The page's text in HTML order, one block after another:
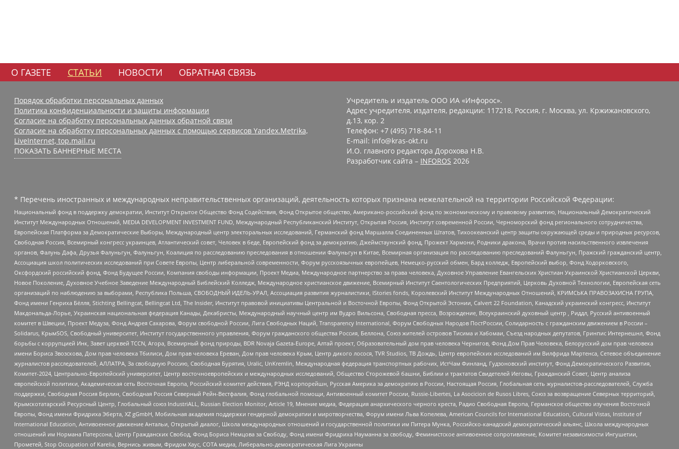
О ГАЗЕТЕ СТАТЬИ НОВОСТИ ОБРАТНАЯ СВЯЗЬ
Порядок обработки персональных данных
Политика конфиденциальности и защиты информации
Согласие на обработку персональных данных обратной связи
Согласие на обработку персональных данных с помощью сервисов Yandex.Metrika,
LiveInternet, top.mail.ru
ПОКАЗАТЬ БАННЕРНЫЕ МЕСТА
Учредитель и издатель ООО ИА «Инфорос».
Адрес учредителя, издателя, редакции: 117218, Россия, г. Москва, ул. Кржижановского,
д.13, кор. 2
Телефон: +7 (495) 718-84-11
E-mail: info@kras-okt.ru
И.О. главного редактора Дорохова Н.В.
Разработчик сайта – INFOROS 2026
* Перечень иностранных и международных неправительственных организаций, деятельность которых признана нежелательной на территории Российской Федерации:
Национальный фонд в поддержку демократии, Институт Открытое Общество Фонд Содействия, Фонд Открытое общество, Американо-российский фонд по экономическому и правовому развитию, Национальный Демократический
Институт Международных Отношений, MEDIA DEVELOPMENT INVESTMENT FUND, Международный Республиканский Институт, Открытая Россия, Институт современной России, Черноморский фонд регионального сотрудничества,
Европейская Платформа за Демократические Выборы, Международный центр электоральных исследований, Германский фонд Маршалла Соединенных Штатов, Тихоокеанский центр защиты окружающей среды и природных ресурсов,
Свободная Россия, Всемирный конгресс украинцев, Атлантический совет, Человек в беде, Европейский фонд за демократию, Джеймстаунский фонд, Прожект Хармони, Родники дракона, Врачи против насильственного извлечения
органов, Фалунь Дафа, Друзья Фалуньгун, Фалуньгун, Коалиция по расследованию преследования в отношении Фалуньгун в Китае, Всемирная организация по расследованию преследований Фалуньгун, Пражский гражданский центр,
Ассоциация школ политических исследований при Совете Европы, Центр либеральной современности, Форум русскоязычных европейцев, Немецко-русский обмен, Бард колледж, Европейский выбор, Фонд Ходорковского,
Оксфордский российский фонд, Фонд Будущее России, Компания свободы информации, Проект Медиа, Международное партнерство за права человека, Духовное Управление Евангельских Христиан Украинской Христианской Церкви,
Новое Поколение, Духовное Учебное Заведение Международный Библейский Колледж, Международное христианское движение, Всемирный Институт Саентологических Предприятий, Церковь Духовной Технологии, Европейская сеть
организаций по наблюдению за выборами, Республика Польша, СВОБОДНЫЙ ИДЕЛЬ-УРАЛ, Ассоциация развития журналистики, IStories fonds, Королевский Институт Международных Отношений, КРИМСЬКА ПРАВОЗАХИСНА ГРУПА,
Фонд имени Генриха Бёлля, Stichting Bellingcat, Bellingcat Ltd, The Insider, Институт правовой инициативы Центральной и Восточной Европы, Фонд Открытой Эстонии, Calvert 22 Foundation, Канадский украинский конгресс, Институт
Макдональда-Лорье, Украинская национальная федерация Канады, Декабристы, Международный научный центр им Вудро Вильсона, Свободная пресса, Возрождение, Всеукраинский духовный центр , Риддл, Русский антивоенный
комитет в Швеции, Проект Медуза, Фонд Андрея Сахарова, Форум свободной России, Лига Свободных Наций, Transparеncy International, Форум Свободных Народов ПостРоссии, Солидарность с гражданским движением в России –
Solidarus, КрымSOS, Свободный университет, Институт государственного управления, Форум гражданского общества Россия, Беллона, Союз жителей островов Тисима и Хабомаи, Съезд народных депутатов, Гринпис Интернешнл, Фонд
борьбы с коррупцией Инк, Завет церквей TCCN, Агора, Всемирный фонд природы, BDR Novaja Gazeta-Europe, Алтай проект, Образовательный дом прав человека Чернигов, Фонд Дом Прав Человека, Белорусский дом прав человека
имени Бориса Звозскова, Дом прав человека Тбилиси, Дом прав человека Ереван, Дом прав человека Крым, Центр дикого лосося, TVR Studios, ТВ Дождь, Центр европейских исследований им Вилфрида Мартенса, Сетевое объединение
журналистов расследователей, АЛЛАТРА, За свободную Россию, Свободная Бурятия, Uralic, UnKremlin, Международная федерация транспортных рабочих, ИстЧам Финланд, Гудзоновский институт, Фонд Демократического Развития,
Комитет-2024, Центрально-Европейский университет, Центр восточноевропейских и международных исследований, Общество Сторожевой башни, Библии и трактатов Свидетелей Иеговы, Гражданский Совет, Центр анализа
европейской политики, Академическая сеть Восточная Европа, Российский комитет действия, РЭНД корпорейшн, Русская Америка за демократию в России, Настоящая Россия, Глобальная сеть журналистов-расследователей, Служба
поддержки, Свободная Россия Берлин, Свободная Россия Северный Рейн-Вестфалия, Фонд глобальной помощи, Антивоенный комитет России, Russie-Libertes, La Asocicion de Rusos Libres, Союз за возвращение Северных территорий,
Крымскотатарский Ресурсный Центр, Глобальный союз IndustriALL, Russian Election Monitor, Article 19, Мнение медиа, Федерация анархического черного креста, Радио Свободная Европа, Германское общество изучения Восточной
Европы, Фонд имени Фридриха Эберта, XZ gGmbH, Мобильная академия поддержки гендерной демократии и миротворчества, Форум имени Льва Копелева, American Councils for International Education, Cultural Vistas, Institute of
International Education, Антивоенное движение Антальи, Открытый диалог, Школа международных отношений и государственной политики им Питера Мунка, Российско-канадский демократический альянс, Школа международных
отношений им Нормана Патерсона, Центр Гражданских Свобод, Фонд Бориса Немцова за Свободу, Фонд имени Фридриха Науманна за свободу, Феминистское антивоенное сопротивление, Комитет независимости Ингушетии,
Прометей, Stop Occupation of Karelia, Вернись живым, Фридом Хаус, СОТА медиа, Либерально-демократическая Лига Украины